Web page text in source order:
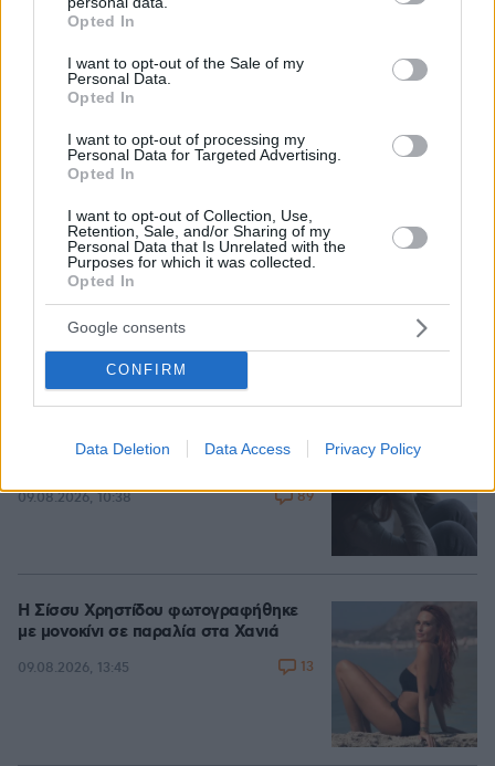
grant or deny consent to Google and its third-party tags to
use your data for below specified purposes in below Google
consent section.
Opted In
I want to opt-out of the Sale of my
Personal Data.
Opted In
I want to opt-out of processing my
Personal Data for Targeted Advertising.
Opted In
I want to opt-out of Collection, Use,
Retention, Sale, and/or Sharing of my
Personal Data that Is Unrelated with the
Purposes for which it was collected.
Opted In
Google consents
CONFIRM
Data Deletion Data Access Privacy Policy
νύχτα που τέσσερις φοιτητές
δολοφονήθηκαν μέσα σε λίγα λεπτά
Η Βαλέρια Χοψονίδου βάφτισε τον γιο
της στη Βουλιαγμένη, δείτε
φωτογραφίες
09.08.2026, 09:44 10
ανήλικη στο σπίτι του στα Χανιά, την
09.08.2026, 10:38 89
Η Σίσσυ Χρηστίδου φωτογραφήθηκε
με μονοκίνι σε παραλία στα Χανιά
09.08.2026, 13:45 13